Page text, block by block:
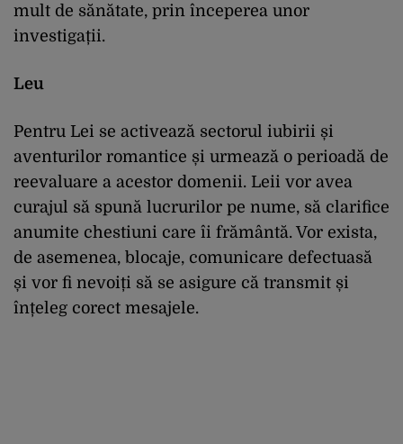
mult de sănătate, prin începerea unor
investigații.
Leu
Pentru Lei se activează sectorul iubirii și
aventurilor romantice și urmează o perioadă de
reevaluare a acestor domenii. Leii vor avea
curajul să spună lucrurilor pe nume, să clarifice
anumite chestiuni care îi frământă. Vor exista,
de asemenea, blocaje, comunicare defectuasă
și vor fi nevoiți să se asigure că transmit și
înțeleg corect mesajele.